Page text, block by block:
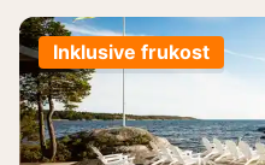
Inklusive frukost